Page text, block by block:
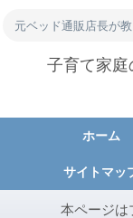
元ベッド通販店長が
子育て家庭
ホーム
サイトマッ
本ページは